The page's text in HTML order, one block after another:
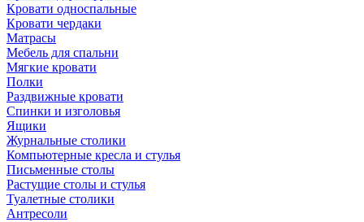
Кровати односпальные
Кровати чердаки
Матрасы
Мебель для спальни
Мягкие кровати
Полки
Раздвижные кровати
Спинки и изголовья
Ящики
Журнальные столики
Компьютерные кресла и стулья
Письменные столы
Растущие столы и стулья
Туалетные столики
Антресоли